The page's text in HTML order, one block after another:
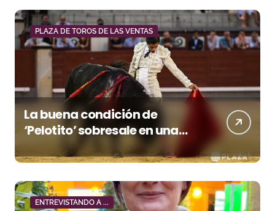
PLAZA DE TOROS DE LAS VENTAS
La buena condición de
‘Pelotito’ sobresale en una
noche gris en Las Ventas
ENTREVISTANDO A ...